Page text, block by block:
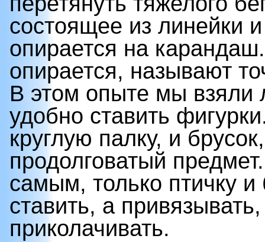
состоящее из линейки
опирается на
опирается, называют
В этом опыте мы взяли
удобно ставить
круглую палку, и
продолговатый
самым, только птичку
ставить, а
приколачивать.